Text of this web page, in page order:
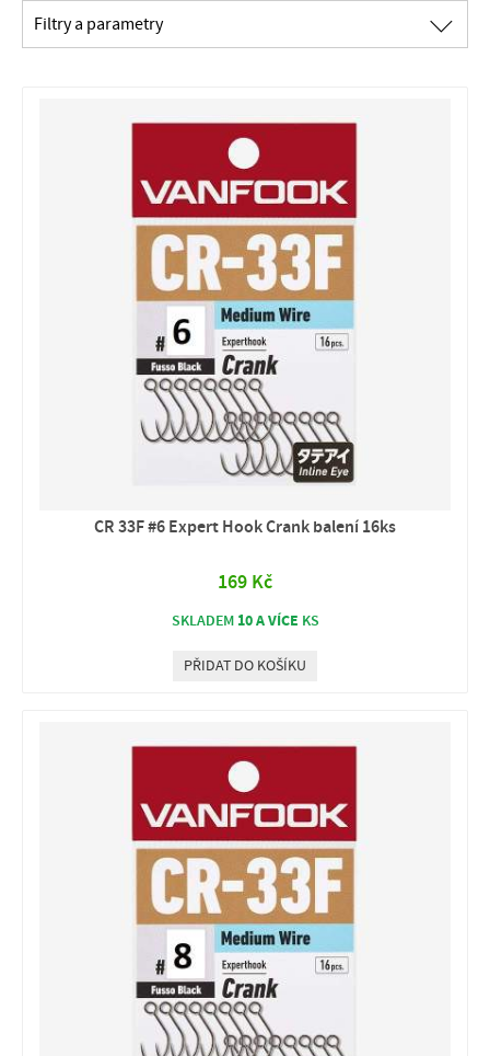
Filtry a parametry ∟
CR 33F #6 Expert Hook Crank balení 16ks
169 Kč
SKLADEM 10 A VÍCE KS
PŘIDAT DO KOŠÍKU